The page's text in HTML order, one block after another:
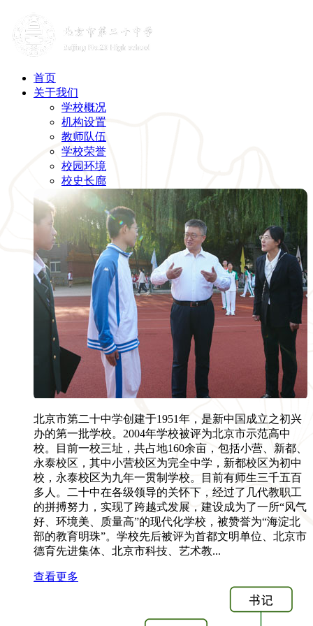
首页
关于我们
学校概况
机构设置
教师队伍
学校荣誉
校园环境
校史长廊
北京市第二十中学创建于1951年，是新中国成立之初兴
办的第一批学校。2004年学校被评为北京市示范高中
校。目前一校三址，共占地160余亩，包括小营、新都、
永泰校区，其中小营校区为完全中学，新都校区为初中
校，永泰校区为九年一贯制学校。目前有师生三千五百
多人。二十中在各级领导的关怀下，经过了几代教职工
的拼搏努力，实现了跨越式发展，建设成为了一所“风气
好、环境美、质量高”的现代化学校，被赞誉为“海淀北
部的教育明珠”。学校先后被评为首都文明单位、北京市
德育先进集体、北京市科技、艺术教...
查看更多